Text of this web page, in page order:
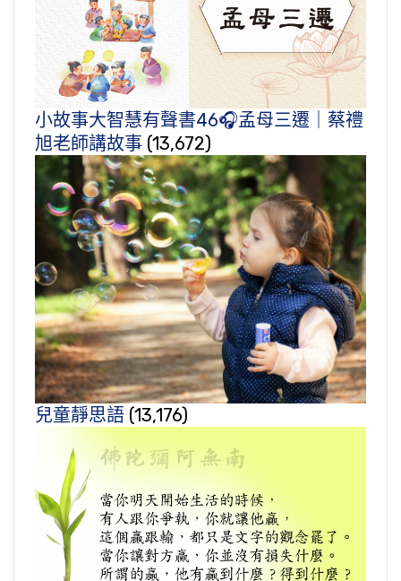
小故事大智慧有聲書46🎧孟母三遷｜蔡禮
旭老師講故事 (13,672)
兒童靜思語 (13,176)